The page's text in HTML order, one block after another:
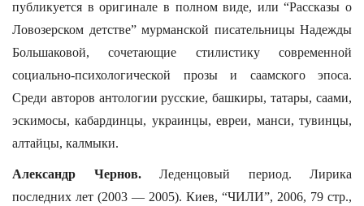
публикуется в оригинале в полном виде, или “Рассказы о
Ловозерском детстве” мурманской писательницы Надежды
Большаковой, сочетающие стилистику современной
социально-психологической прозы и саамского эпоса.
Среди авторов антологии русские, башкиры, татары, саами,
эскимосы, кабардинцы, украинцы, евреи, манси, тувинцы,
алтайцы, калмыки.
Александр Чернов.Леденцовый период. Лирика
последних лет (2003 — 2005). Киев, “ЧИЛИ”, 2006, 79 стр.,